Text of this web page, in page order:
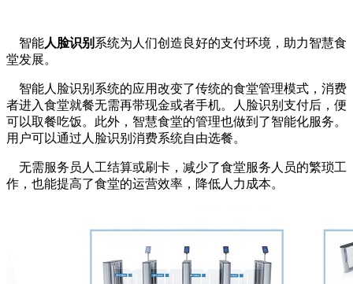
智能人脸识别 系统为人们创造良好的支付环境，助力智慧食
堂发展。
智能人脸识别系统的应用改变了传统的食堂管理模式，消费
者进入食堂就餐无需再带现金或者手机。人脸识别支付后，便
可以取餐吃饭。此外，智慧食堂的管理也做到了智能化服务。
用户可以通过人脸识别消费系统自由选餐。
无需服务员人工结算或刷卡，减少了食堂服务人员的繁琐工
作，也能提高了食堂的运营效率，降低人力成本。